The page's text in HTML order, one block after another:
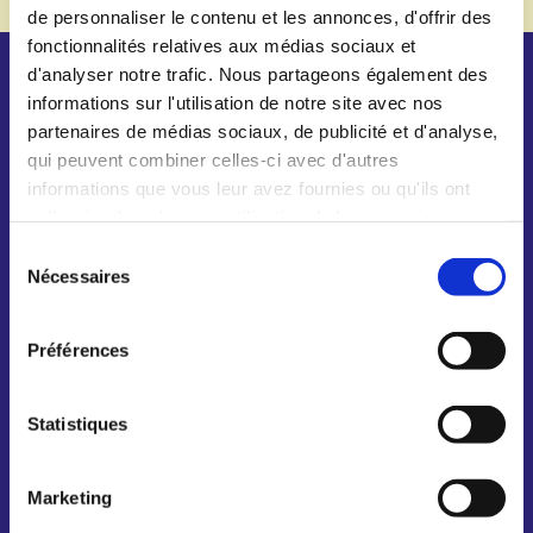
de personnaliser le contenu et les annonces, d'offrir des
fonctionnalités relatives aux médias sociaux et
d'analyser notre trafic. Nous partageons également des
informations sur l'utilisation de notre site avec nos
partenaires de médias sociaux, de publicité et d'analyse,
qui peuvent combiner celles-ci avec d'autres
informations que vous leur avez fournies ou qu'ils ont
Nécessaires
Préférences
Statistiques
Marketing
Textes de travail, PANORAMA et
ouvrages spécialisés